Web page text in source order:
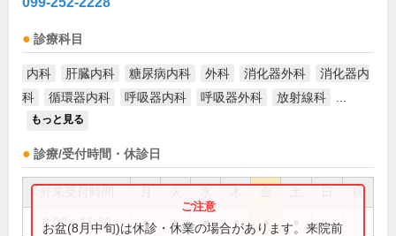
診療科目
内科 肝臓内科 糖尿病内科 外科 消化器外科
消化器内
科
循環器内科 呼吸器内科 呼吸器外科 放射線科
もっと見る
診療/受付時間・休診日
祝
8:00～11:30 ● ● ● ● ●
お盆(8月中旬)は休診・休業の場合があります。来院前